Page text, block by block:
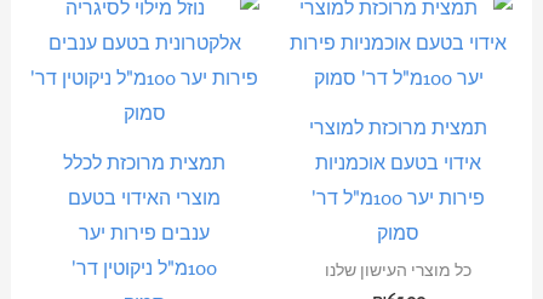
תמצית מרוכזת למוצרי
אידוי בטעם אוכמניות
פירות יער 100מ"ל דר'
סמוק
כל מוצרי העישון שלנו
תמצית מרוכזת לכלל
מוצרי האידוי בטעם
ענבים פירות יער
100מ"ל ניקוטין דר'